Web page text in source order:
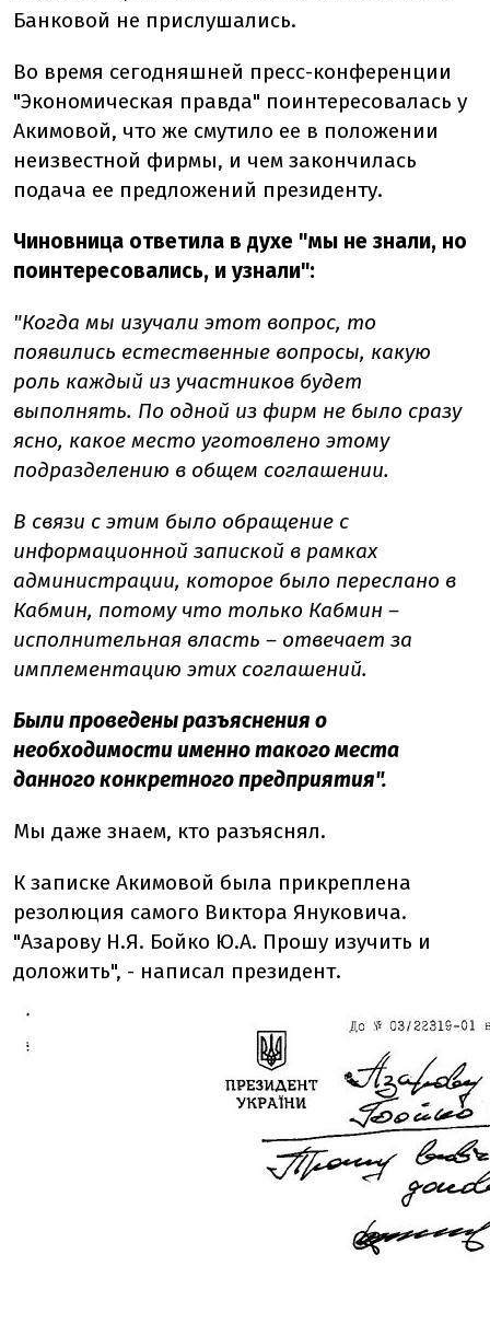
Банковой не прислушались.
Во время сегодняшней пресс-конференции
"Экономическая правда" поинтересовалась у
Акимовой, что же смутило ее в положении
неизвестной фирмы, и чем закончилась
подача ее предложений президенту.
Чиновница ответила в духе "мы не знали, но
поинтересовались, и узнали":
"Когда мы изучали этот вопрос, то
появились естественные вопросы, какую
роль каждый из участников будет
выполнять. По одной из фирм не было сразу
ясно, какое место уготовлено этому
подразделению в общем соглашении.
В связи с этим было обращение с
информационной запиской в рамках
администрации, которое было переслано в
Кабмин, потому что только Кабмин –
исполнительная власть – отвечает за
имплементацию этих соглашений.
Были проведены разъяснения о
необходимости именно такого места
данного конкретного предприятия".
Мы даже знаем, кто разъяснял.
К записке Акимовой была прикреплена
резолюция самого Виктора Януковича.
"Азарову Н.Я. Бойко Ю.А. Прошу изучить и
доложить", - написал президент.